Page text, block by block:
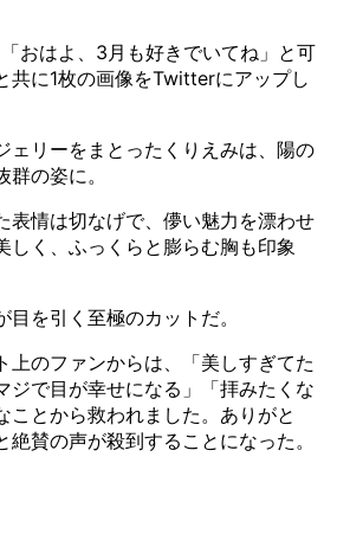
おはよ、3月も好きでいてね」と可
共に1枚の画像をTwitterにアップし
リーをまとったくりえみは、陽の
の姿に。
情は切なげで、儚い魅力を漂わせ
しく、ふっくらと膨らむ胸も印象
を引く至極のカットだ。
のファンからは、「美しすぎてた
ジで目が幸せになる」「拝みたくな
ことから救われました。ありがと
絶賛の声が殺到することになった。